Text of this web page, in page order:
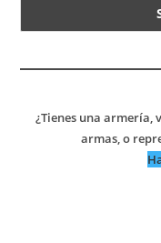
¿Tienes una armería,
armas, o